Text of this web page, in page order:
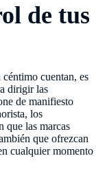
de tus
cuentan, es
dirigir las
de manifiesto
los
que las marcas
que ofrezcan
cualquier momento